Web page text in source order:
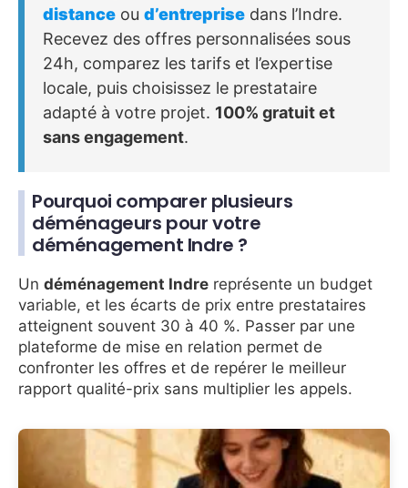
distance ou d’entreprise dans l’Indre.
Recevez des offres personnalisées sous
24h, comparez les tarifs et l’expertise
locale, puis choisissez le prestataire
adapté à votre projet. 100% gratuit et
sans engagement.
Pourquoi comparer plusieurs
déménageurs pour votre
déménagement Indre ?
Un déménagement Indre représente un budget
variable, et les écarts de prix entre prestataires
atteignent souvent 30 à 40 %. Passer par une
plateforme de mise en relation permet de
confronter les offres et de repérer le meilleur
rapport qualité-prix sans multiplier les appels.